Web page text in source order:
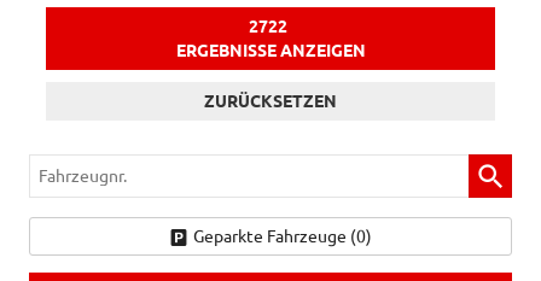
2722
ERGEBNISSE ANZEIGEN
ZURÜCKSETZEN
Fahrzeugnr.
Geparkte Fahrzeuge (0)